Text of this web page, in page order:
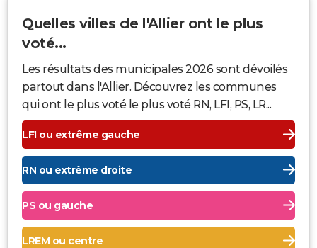
Quelles villes de l'Allier ont le plus
voté...
Les résultats des municipales 2026 sont dévoilés
partout dans l'Allier. Découvrez les communes
qui ont le plus voté le plus voté RN, LFI, PS, LR...
LFI ou extrême gauche
RN ou extrême droite
PS ou gauche
LREM ou centre